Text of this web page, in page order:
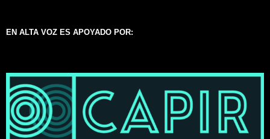
EN ALTA VOZ ES APOYADO POR: